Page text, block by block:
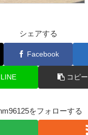
シェアする
Facebook
LINE コピー
をフォローする